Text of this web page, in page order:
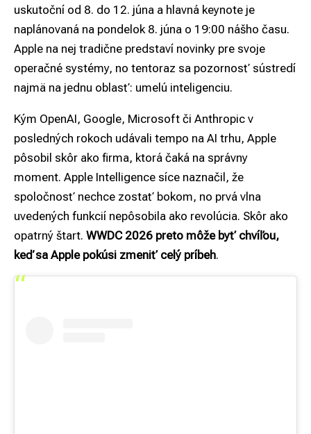
uskutoční od 8. do 12. júna a hlavná keynote je
naplánovaná na pondelok 8. júna o 19:00 nášho času.
Apple na nej tradične predstaví novinky pre svoje
operačné systémy, no tentoraz sa pozornosť sústredí
najmä na jednu oblasť: umelú inteligenciu.
Kým OpenAI, Google, Microsoft či Anthropic v
posledných rokoch udávali tempo na AI trhu, Apple
pôsobil skôr ako firma, ktorá čaká na správny
moment. Apple Intelligence síce naznačil, že
spoločnosť nechce zostať bokom, no prvá vlna
uvedených funkcií nepôsobila ako revolúcia. Skôr ako
opatrný štart. WWDC 2026 preto môže byť chvíľou,
keď sa Apple pokúsi zmeniť celý príbeh.